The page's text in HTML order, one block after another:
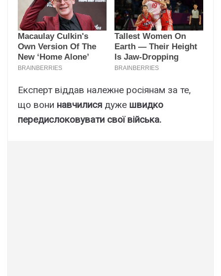
Експерт віддав належне росіянам за те,
що вони навчилися дуже швидко
передислоковувати свої війська.